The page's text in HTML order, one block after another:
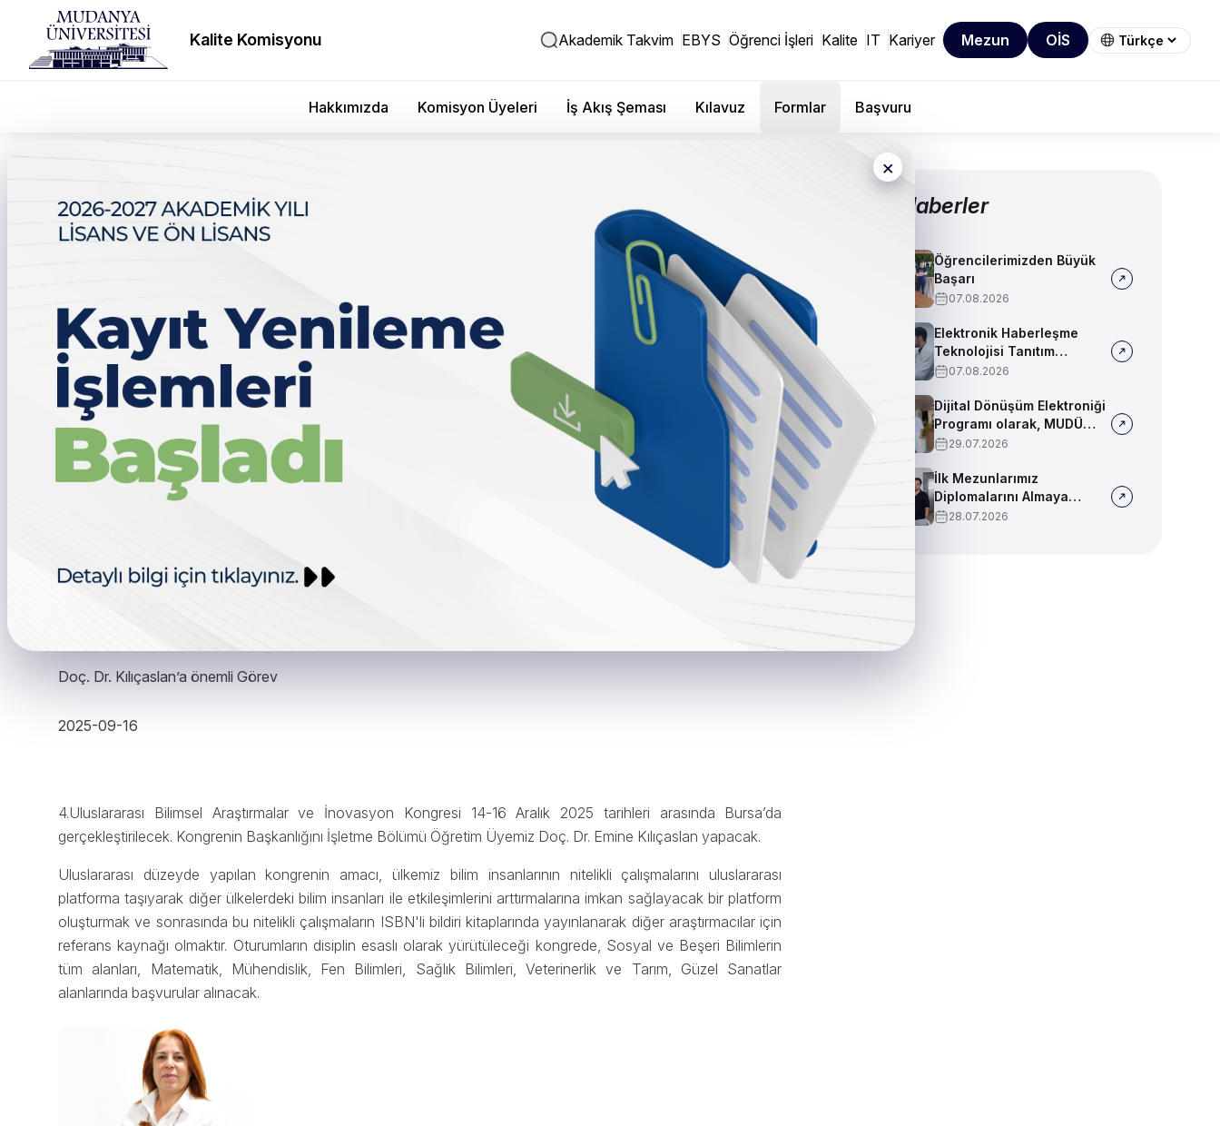
Kalite Komisyonu Akademik Takvim EBYS Öğrenci İşleri Kalite IT Kariyer Mezun OİS
Hakkımızda Komisyon Üyeleri İş Akış Şeması Kılavuz Formlar Başvuru
×
Doç. Dr. Kılıçaslan’a önemli Görev
Doç. Dr. Kılıçaslan’a önemli Görev
2025-09-16
4.Uluslararası Bilimsel Araştırmalar ve İnovasyon Kongresi 14-16 Aralık 2025 tarihleri arasında Bursa’da
gerçekleştirilecek. Kongrenin Başkanlığını İşletme Bölümü Öğretim Üyemiz Doç. Dr. Emine Kılıçaslan yapacak.
Uluslararası düzeyde yapılan kongrenin amacı, ülkemiz bilim insanlarının nitelikli çalışmalarını uluslararası
platforma taşıyarak diğer ülkelerdeki bilim insanları ile etkileşimlerini arttırmalarına imkan sağlayacak bir platform
oluşturmak ve sonrasında bu nitelikli çalışmaların ISBN'li bildiri kitaplarında yayınlanarak diğer araştırmacılar için
referans kaynağı olmaktır. Oturumların disiplin esaslı olarak yürütüleceği kongrede, Sosyal ve Beşeri Bilimlerin
tüm alanları, Matematik, Mühendislik, Fen Bilimleri, Sağlık Bilimleri, Veterinerlik ve Tarım, Güzel Sanatlar
alanlarında başvurular alınacak.
Diğer Haberler
Öğrencilerimizden Büyük
Başarı
07.08.2026
Elektronik Haberleşme
Teknolojisi Tanıtım
Videosu
07.08.2026
Dijital Dönüşüm Elektroniği
Programı olarak, MUDÜ
Tercih Tanıtım Günleri'nde
29.07.2026
İlk Mezunlarımız
Diplomalarını Almaya
Başladı
28.07.2026